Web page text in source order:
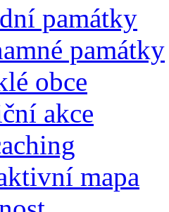
památky
památky
obce
akce
mapa